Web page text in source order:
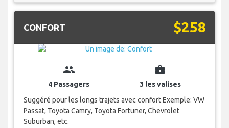
CONFORT $258
group
4 Passagers
business_center
3 les valises
Suggéré pour les longs trajets avec confort Exemple: VW
Passat, Toyota Camry, Toyota Fortuner, Chevrolet
Suburban, etc.